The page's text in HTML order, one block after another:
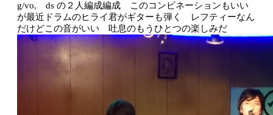
g/vo, ds の２人編成編成 このコンビネーションもいい
が最近ドラムのヒライ君がギターも弾く レフティーなん
だけどこの音がいい 吐息のもうひとつの楽しみだ